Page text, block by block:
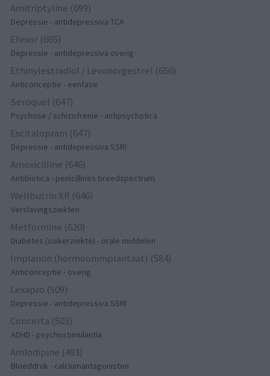
Amitriptyline (699)
Depressie - antidepressiva TCA
Efexor (665)
Depressie - antidepressiva overig
Ethinylestradiol / Levonorgestrel (656)
Anticonceptie - eenfase
Seroquel (647)
Psychose / schizofrenie - antipsychotica
Escitalopram (647)
Depressie - antidepressiva SSRI
Amoxicilline (646)
Antibiotica - penicillines breedspectrum
Wellbutrin XR (646)
Verslavingsziekten
Metformine (620)
Diabetes (suikerziekte) - orale middelen
Implanon (hormoonimplantaat) (584)
Anticonceptie - overig
Lexapro (509)
Depressie - antidepressiva SSRI
Concerta (503)
ADHD - psychostimulantia
Amlodipine (493)
Bloeddruk - calciumantagonisten